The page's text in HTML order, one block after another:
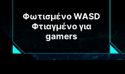
Φωτισμένο WASD
Φτιαγμένο για
gamers